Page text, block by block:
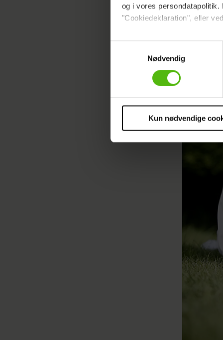
og i vores
"Cookiedeklaration", eller
Dine valg anvendes på hele
Vi ønsker dit samtykke til at
Vi anvender egne cookies
sociale medier.
cookies,
Nødvendig
Kun nødvendige